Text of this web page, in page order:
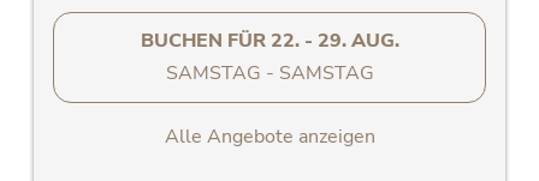
BUCHEN FÜR 22. - 29. AUG.
SAMSTAG - SAMSTAG
Alle Angebote anzeigen